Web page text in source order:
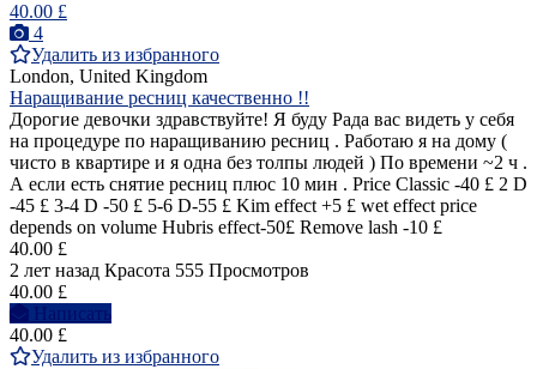
40.00 £
4
Удалить из избранного
London, United Kingdom
Наращивание ресниц качественно !!
Дорогие девочки здравствуйте! Я буду Рада вас видеть у себя
на процедуре по наращиванию ресниц . Работаю я на дому (
чисто в квартире и я одна без толпы людей ) По времени ~2 ч .
А если есть снятие ресниц плюс 10 мин . Price Classic -40 £ 2 D
-45 £ 3-4 D -50 £ 5-6 D-55 £ Kim effect +5 £ wet effect price
depends on volume Hubris effect-50£ Remove lash -10 £
40.00 £
2 лет назад Красота 555 Просмотров
40.00 £
Написать
40.00 £
Удалить из избранного